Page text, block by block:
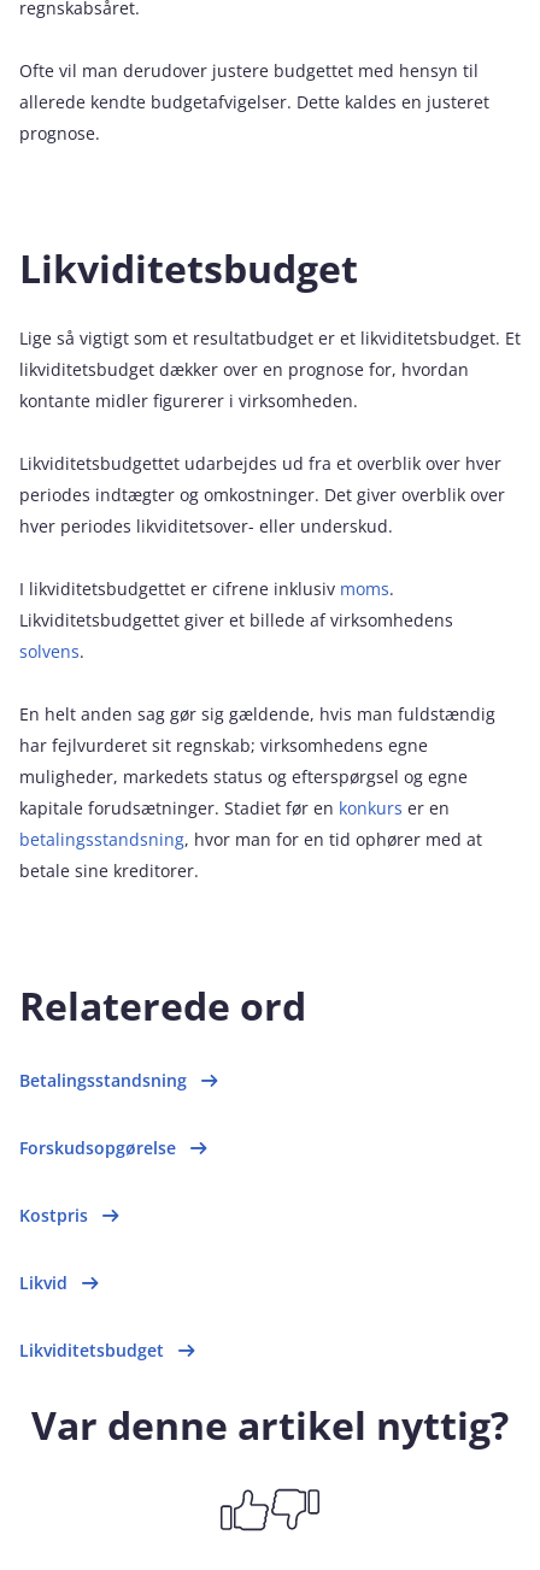
regnskabsåret.
Ofte vil man derudover justere budgettet med hensyn til
allerede kendte budgetafvigelser. Dette kaldes en justeret
prognose.
Likviditetsbudget
Lige så vigtigt som et resultatbudget er et likviditetsbudget. Et
likviditetsbudget dækker over en prognose for, hvordan
kontante midler figurerer i virksomheden.
Likviditetsbudgettet udarbejdes ud fra et overblik over hver
periodes indtægter og omkostninger. Det giver overblik over
hver periodes likviditetsover- eller underskud.
I likviditetsbudgettet er cifrene inklusiv moms.
Likviditetsbudgettet giver et billede af virksomhedens
solvens.
En helt anden sag gør sig gældende, hvis man fuldstændig
har fejlvurderet sit regnskab; virksomhedens egne
muligheder, markedets status og efterspørgsel og egne
kapitale forudsætninger. Stadiet før en konkurs er en
betalingsstandsning, hvor man for en tid ophører med at
betale sine kreditorer.
Relaterede ord
Betalingsstandsning
Forskudsopgørelse
Kostpris
Likvid
Likviditetsbudget
Var denne artikel nyttig?